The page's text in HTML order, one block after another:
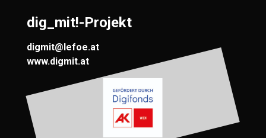
dig_mit!-Projekt
digmit@lefoe.at
www.digmit.at